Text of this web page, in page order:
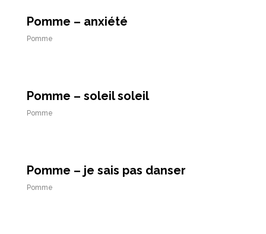
Pomme – anxiété
Pomme
Pomme – soleil soleil
Pomme
Pomme – je sais pas danser
Pomme